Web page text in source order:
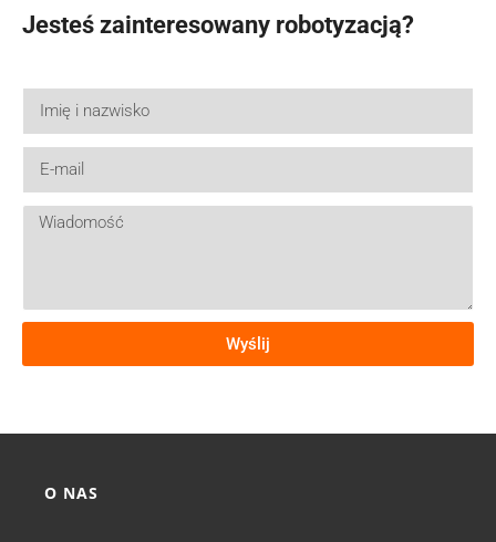
Jesteś zainteresowany robotyzacją?
Wyślij
O NAS